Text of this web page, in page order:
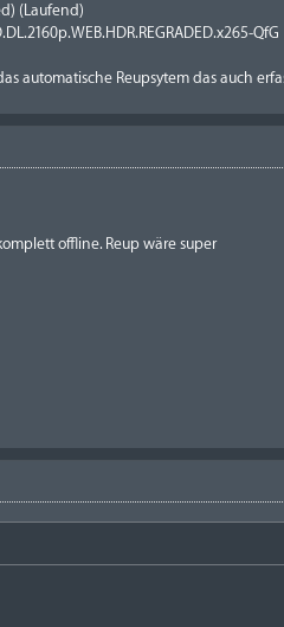
(Laufend)
QfG
automatische Reupsytem das auch
offline. Reup wäre super